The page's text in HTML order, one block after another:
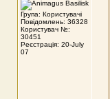
Група: Користувачі
Повідомлень: 36328
Користувач №:
30451
Реєстрація: 20-July
07